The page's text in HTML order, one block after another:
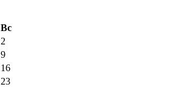
Вс
2
9
16
23